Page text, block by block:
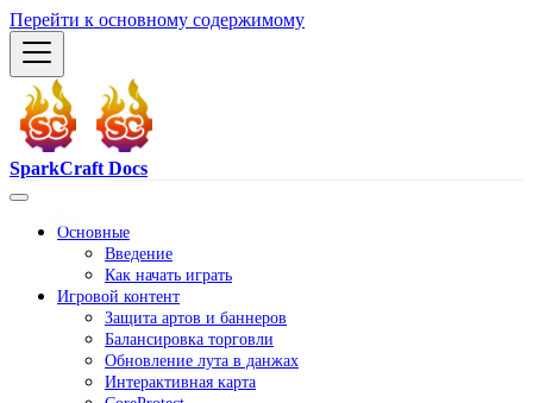
Перейти к основному содержимому
SparkCraft Docs
Основные
Введение
Как начать играть
Игровой контент
Защита артов и баннеров
Балансировка торговли
Обновление лута в данжах
Интерактивная карта